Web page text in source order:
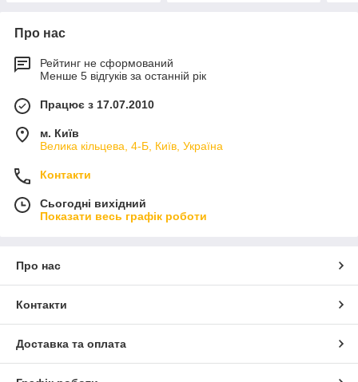
Про нас
Рейтинг не сформований
Менше 5 відгуків за останній рік
Працює з 17.07.2010
м. Київ
Велика кільцева, 4-Б, Київ, Україна
Контакти
Сьогодні вихідний
Показати весь графік роботи
Про нас
Контакти
Доставка та оплата